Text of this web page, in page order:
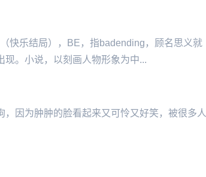
快乐结局），BE，指badending，顾名思义就
。小说，以刻画人物形象为中...
因为肿肿的脸看起来又可怜又好笑，被很多人